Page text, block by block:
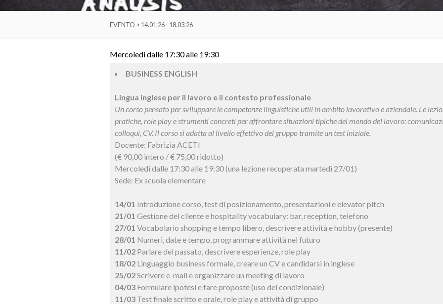
EVENTO > 14.01.26 - 18.03.26
Mercoledì dalle 17:30 alle 19:30
BUSINESS ENGLISH
Lingua inglese per il lavoro e il contesto professionale
Un corso pensato per sviluppare le competenze linguistiche utili in ambito lavorativo e aziendale. Le
pratiche, role play e strumenti concreti per affrontare situazioni tipiche del mondo del lavoro:
colloqui, CV. Il corso si adatta al livello effettivo del gruppo tramite un test iniziale.
Docente: Fabrizia ACETI
(€ 90,00 intero / € 75,00 ridotto)
Mercoledì dalle 17:30 alle 19:30 (una lezione recuperata martedì 27/01)
Sede: Ex scuola elementare
14/01 Introduzione corso, test di posizionamento, presentazioni e elevator pitch
21/01 Gestione del cliente e hospitality vocabulary: bar, reception, telefono
27/01 Vocabolario shopping e tempo libero, descrivere attività e hobby (presente)
28/01 Numeri, date e tempo, programmare attività nel futuro
11/02 Parlare del passato, descrivere esperienze, role play
18/02 Linguaggio business formale, creare un CV e candidarsi in inglese
25/02Scrivere e-mail e organizzare un meeting di lavoro
04/03 Formulare ipotesi e fare proposte (uso del condizionale)
11/03 Test finale scritto e orale, role play e attività di gruppo